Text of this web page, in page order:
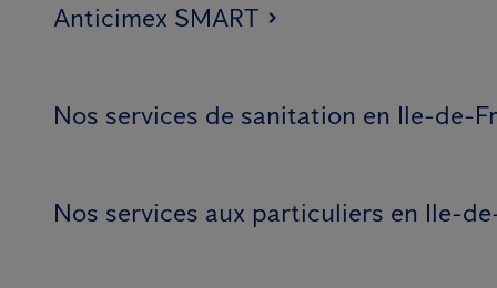
Anticimex SMART
Nos services de sanitation en Ile-de-
Nos services aux particuliers en Ile-